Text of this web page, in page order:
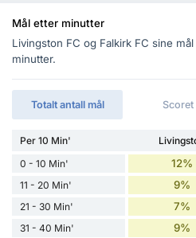
Mål etter minutter
Livingston FC og Falkirk FC sine
minutter.
Totalt antall mål Scoret
Per 10 Min'
0 - 10 Min'
12%
11 - 20 Min' 9%
21 - 30 Min' 7%
31 - 40 Min' 9%